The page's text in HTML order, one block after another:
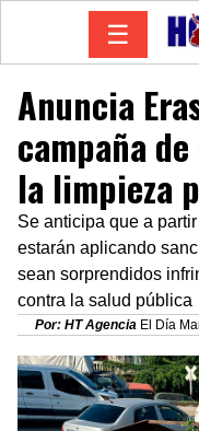
☰
Anuncia
campaña
la limpieza
Se anticipa que a
estarán aplicando
sean sorprendidos
contra la salud pública
Por: HT Agencia El Día